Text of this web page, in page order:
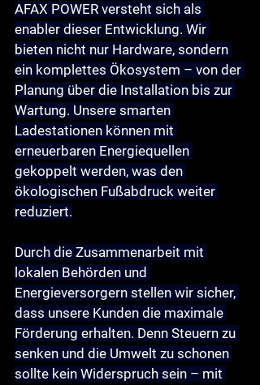
AFAX POWER versteht sich als
enabler dieser Entwicklung. Wir
bieten nicht nur Hardware, sondern
ein komplettes Ökosystem – von der
Planung über die Installation bis zur
Wartung. Unsere smarten
Ladestationen können mit
erneuerbaren Energiequellen
gekoppelt werden, was den
ökologischen Fußabdruck weiter
reduziert.
Durch die Zusammenarbeit mit
lokalen Behörden und
Energieversorgern stellen wir sicher,
dass unsere Kunden die maximale
Förderung erhalten. Denn Steuern zu
senken und die Umwelt zu schonen
sollte kein Widerspruch sein – mit